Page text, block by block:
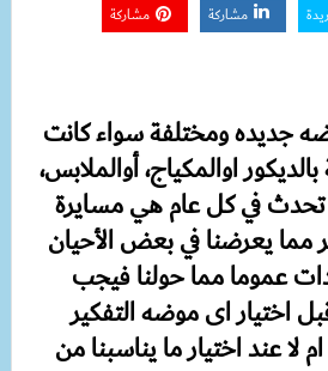
مشاركة مشاركة
جديده ومختلفة سواء كانت
اوالمكياج، أوالملابس،
تحدث في كل عام هي مسايرة
مما يعرضنا في بعض الأحيان
عموما مما حولنا فيجب
اختيار اى موضه التفكير
لا عند اختيار ما يناسبنا من